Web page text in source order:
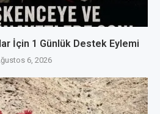
İçin 1 Günlük Destek Eylemi
6, 2026